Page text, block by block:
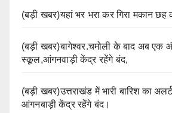
(बड़ी खबर)यहां भर भरा कर गिरा मकान छह
(बड़ी खबर)बागेश्वर.चमोली के बाद अब एक
स्कूल,आंगनवाड़ी केंद्र रहेंगे बंद,
(बड़ी खबर)उत्तराखंड में भारी बारिश का
आंगनबाड़ी केंद्र रहेंगे बंद।